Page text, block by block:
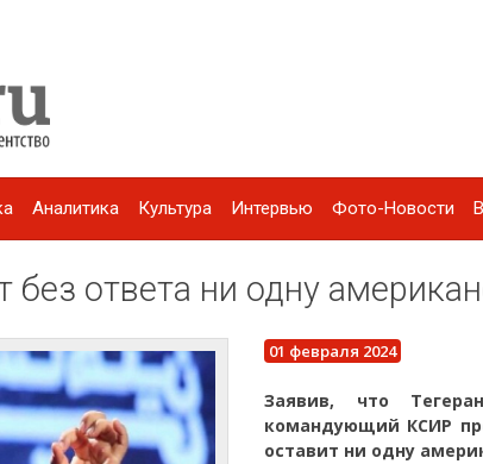
Аналитика Культура Интервью Фото-Новости
без ответа ни одну
01 февраля 2024
Заявив, что
командующий КСИР
оставит ни одну